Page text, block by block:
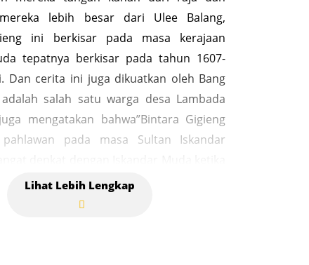
lebih besar dari Ulee Balang,
ini berkisar pada masa kerajaan
tepatnya berkisar pada tahun 1607-
Dan cerita ini juga dikuatkan oleh Bang
salah satu warga desa Lambada
mengatakan bahwa”Bintara Gigieng
pahlawan pada masa Sultan Iskandar
Raja Iskadar Muda sangat sering datang
tersebut. Referensi yang berbada dari